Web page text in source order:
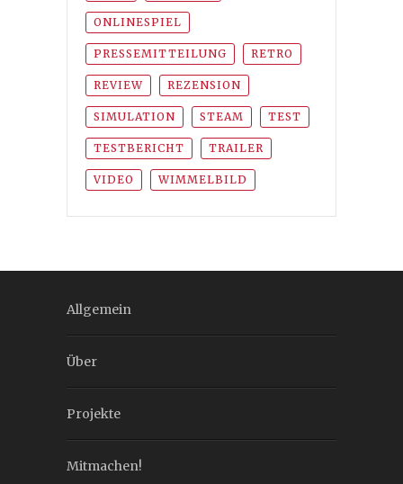
ONLINESPIEL
PRESSEMITTEILUNG RETRO
REVIEW REZENSION
SIMULATION STEAM TEST
TESTBERICHT TRAILER
VIDEO WIMMELBILD
Allgemein
Über
Projekte
Mitmachen!